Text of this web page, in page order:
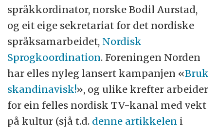
språkkordinator, norske Bodil Aurstad,
og eit eige sekretariat for det nordiske
språksamarbeidet, Nordisk
Sprogkoordination. Foreningen Norden
har elles nyleg lansert kampanjen «Bruk
skandinavisk!», og ulike krefter arbeider
for ein felles nordisk TV-kanal med vekt
på kultur (sjå t.d. denne artikkelen i